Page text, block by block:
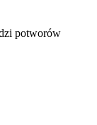
potworów